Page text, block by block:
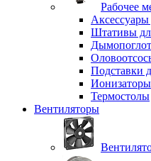
Рабочее
Штативы
Подставки
Ионизаторы
Термостолы
Вентиляторы